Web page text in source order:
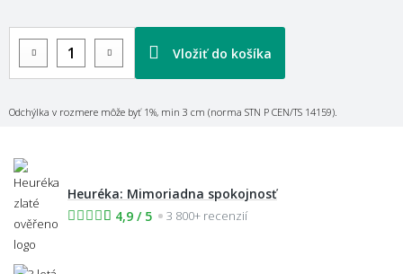
Vložiť do košíka
Odchýlka v rozmere môže byť 1%, min 3 cm (norma STN P CEN/TS 14159).
Heuréka: Mimoriadna spokojnosť
4,9 / 5
3 800+ recenzií